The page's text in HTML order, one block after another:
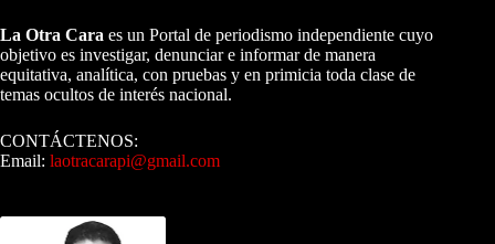
La Otra Cara es un Portal de periodismo independiente cuyo
objetivo es investigar, denunciar e informar de manera
equitativa, analítica, con pruebas y en primicia toda clase de
temas ocultos de interés nacional.
CONTÁCTENOS:
Email: laotracarapi@gmail.com